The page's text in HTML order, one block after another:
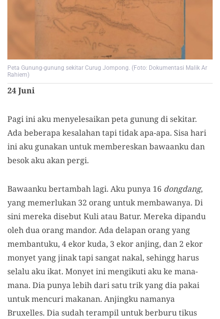
Peta Gunung-gunung sekitar Curug Jompong. (Foto: Dokumentasi Malik Ar
Rahiem)
24 Juni
Pagi ini aku menyelesaikan peta gunung di sekitar.
Ada beberapa kesalahan tapi tidak apa-apa. Sisa hari
ini aku gunakan untuk membereskan bawaanku dan
besok aku akan pergi.
Bawaanku bertambah lagi. Aku punya 16 dongdang,
yang memerlukan 32 orang untuk membawanya. Di
sini mereka disebut Kuli atau Batur. Mereka dipandu
oleh dua orang mandor. Ada delapan orang yang
membantuku, 4 ekor kuda, 3 ekor anjing, dan 2 ekor
monyet yang jinak tapi sangat nakal, sehingg harus
selalu aku ikat. Monyet ini mengikuti aku ke mana-
mana. Dia punya lebih dari satu trik yang dia pakai
untuk mencuri makanan. Anjingku namanya
Bruxelles. Dia sudah terampil untuk berburu tikus